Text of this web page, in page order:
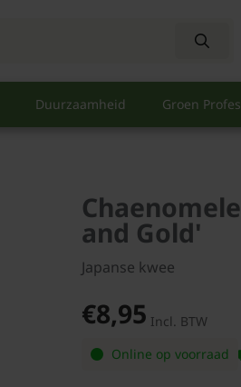
Duurzaamheid Groen
and Gold'
Japanse kwee
€8,95 Incl. BTW
Online op voorraad